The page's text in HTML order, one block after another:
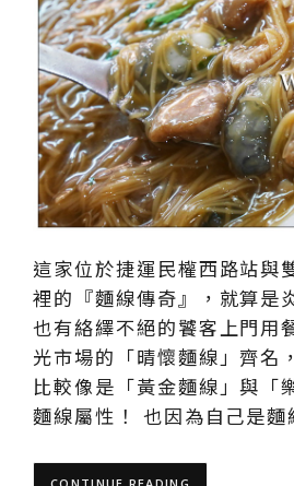
這家位於捷運民權西路站與
裡的『麵線傳奇』，就算是
也有絡繹不絕的饕客上門用
光市場的「晴懷麵線」齊名
比較像是「黃金麵線」與「
麵線屬性！ 也因為自己是